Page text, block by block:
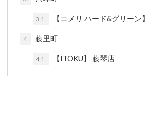
3.1. 【コメリ ハード&グリーン
4. 藤里町
4.1. 【ITOKU】 藤琴店